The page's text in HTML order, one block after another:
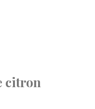
citron